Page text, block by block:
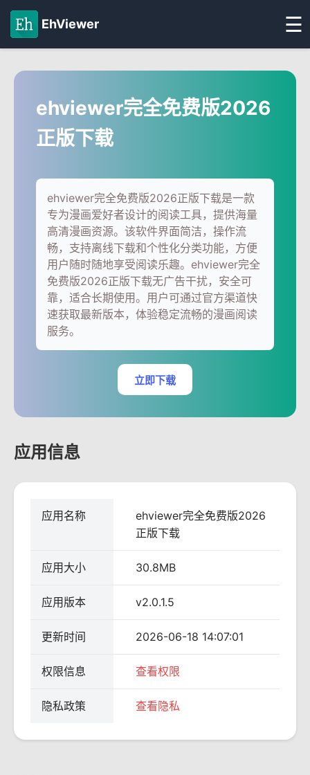
EhViewer ☰
ehviewer完全免费版2026
正版下载
ehviewer完全免费版2026正版下载是一款
专为漫画爱好者设计的阅读工具，提供海量
高清漫画资源。该软件界面简洁，操作流
畅，支持离线下载和个性化分类功能，方便
用户随时随地享受阅读乐趣。ehviewer完全
免费版2026正版下载无广告干扰，安全可
靠，适合长期使用。用户可通过官方渠道快
速获取最新版本，体验稳定流畅的漫画阅读
服务。
立即下载
应用信息
应用名称
ehviewer完全免费版2026
正版下载
应用大小 30.8MB
应用版本 v2.0.1.5
更新时间 2026-06-18 14:07:01
权限信息 查看权限
隐私政策 查看隐私